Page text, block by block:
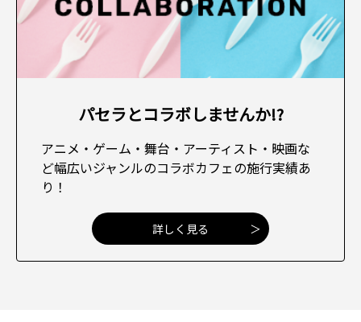
パセラとコラボしませんか!?
アニメ・ゲーム・舞台・アーティスト・映画な
ど幅広いジャンルのコラボカフェの施行実績あ
り！
詳しく見る